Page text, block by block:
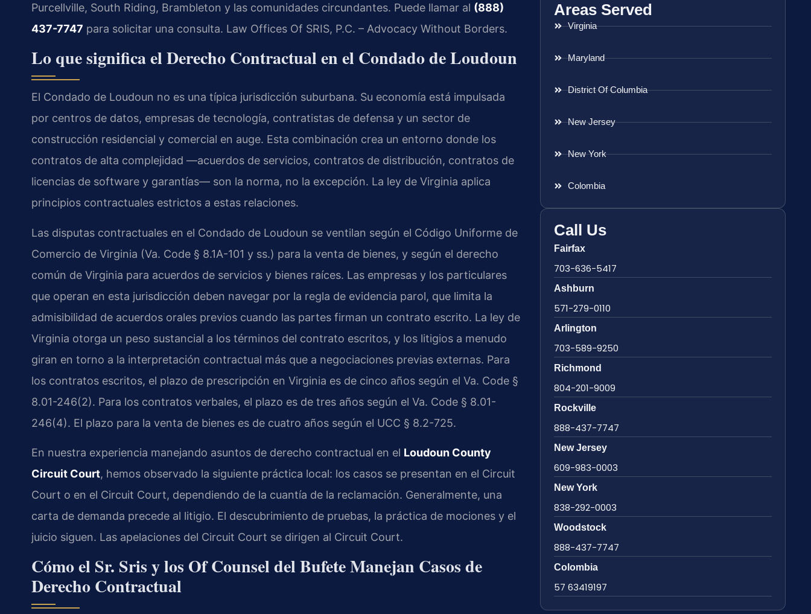
Purcellville, South Riding, Brambleton y las comunidades circundantes. Puede llamar al (888)
437-7747 para solicitar una consulta. Law Offices Of SRIS, P.C. – Advocacy Without Borders.
Lo que significa el Derecho Contractual en el Condado de Loudoun
El Condado de Loudoun no es una típica jurisdicción suburbana. Su economía está impulsada
por centros de datos, empresas de tecnología, contratistas de defensa y un sector de
construcción residencial y comercial en auge. Esta combinación crea un entorno donde los
contratos de alta complejidad —acuerdos de servicios, contratos de distribución, contratos de
licencias de software y garantías— son la norma, no la excepción. La ley de Virginia aplica
principios contractuales estrictos a estas relaciones.
Las disputas contractuales en el Condado de Loudoun se ventilan según el Código Uniforme de
Comercio de Virginia (Va. Code § 8.1A-101 y ss.) para la venta de bienes, y según el derecho
común de Virginia para acuerdos de servicios y bienes raíces. Las empresas y los particulares
que operan en esta jurisdicción deben navegar por la regla de evidencia parol, que limita la
admisibilidad de acuerdos orales previos cuando las partes firman un contrato escrito. La ley de
Virginia otorga un peso sustancial a los términos del contrato escritos, y los litigios a menudo
giran en torno a la interpretación contractual más que a negociaciones previas externas. Para
los contratos escritos, el plazo de prescripción en Virginia es de cinco años según el Va. Code §
8.01-246(2). Para los contratos verbales, el plazo es de tres años según el Va. Code § 8.01-
246(4). El plazo para la venta de bienes es de cuatro años según el UCC § 8.2-725.
En nuestra experiencia manejando asuntos de derecho contractual en el Loudoun County
Circuit Court, hemos observado la siguiente práctica local: los casos se presentan en el Circuit
Court o en el Circuit Court, dependiendo de la cuantía de la reclamación. Generalmente, una
carta de demanda precede al litigio. El descubrimiento de pruebas, la práctica de mociones y el
juicio siguen. Las apelaciones del Circuit Court se dirigen al Circuit Court.
Cómo el Sr. Sris y los Of Counsel del Bufete Manejan Casos de
Derecho Contractual
Areas Served
Virginia
Maryland
District Of Columbia
New Jersey
New York
Colombia
Call Us
Fairfax
703-636-5417
Ashburn
571-279-0110
Arlington
703-589-9250
Richmond
804-201-9009
Rockville
888-437-7747
New Jersey
609-983-0003
New York
838-292-0003
Woodstock
888-437-7747
Colombia
57 63419197